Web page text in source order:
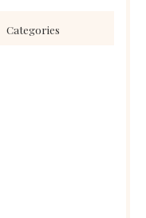
Categories